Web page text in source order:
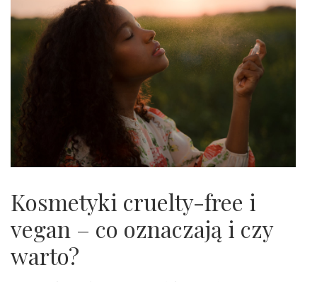
Kosmetyki cruelty-free i
vegan – co oznaczają i czy
warto?